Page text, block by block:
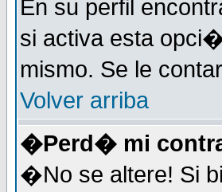
En su perfil
si activa esta
mismo. Se le
Volver arriba
�Perd� mi
�No se altere! Si